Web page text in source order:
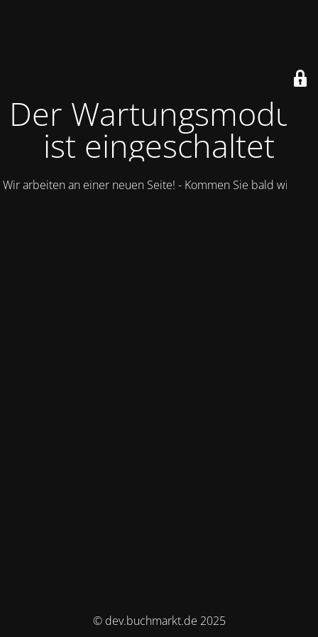
Der Wartungsmodus
ist eingeschaltet
Wir arbeiten an einer neuen Seite! - Kommen Sie bald wieder.
© dev.buchmarkt.de 2025